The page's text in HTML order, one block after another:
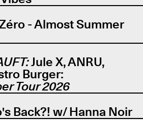
- Almost Summer
Jule X, ANRU,
Burger:
Tour 2026
Back?! w/ Hanna Noir